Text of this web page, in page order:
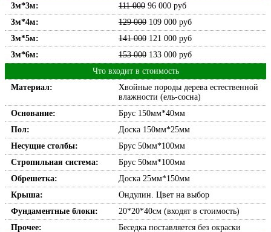
3м*3м:
111 000 96 000 руб
3м*4м:
129 000 109 000 руб
3м*5м:
141 000 121 000 руб
3м*6м:
153 000 133 000 руб
Что входит в стоимость
Материал:
Хвойные породы дерева естественной
влажности (ель-сосна)
Основание:
Брус 150мм*40мм
Пол:
Доска 150мм*25мм
Несущие столбы:
Брус 50мм*100мм
Стропильная система:
Брус 50мм*100мм
Обрешетка:
Доска 25мм*150мм
Крыша:
Ондулин. Цвет на выбор
Фундаментные блоки:
20*20*40см (входят в стоимость)
Прочее:
Беседка поставляется без окраски